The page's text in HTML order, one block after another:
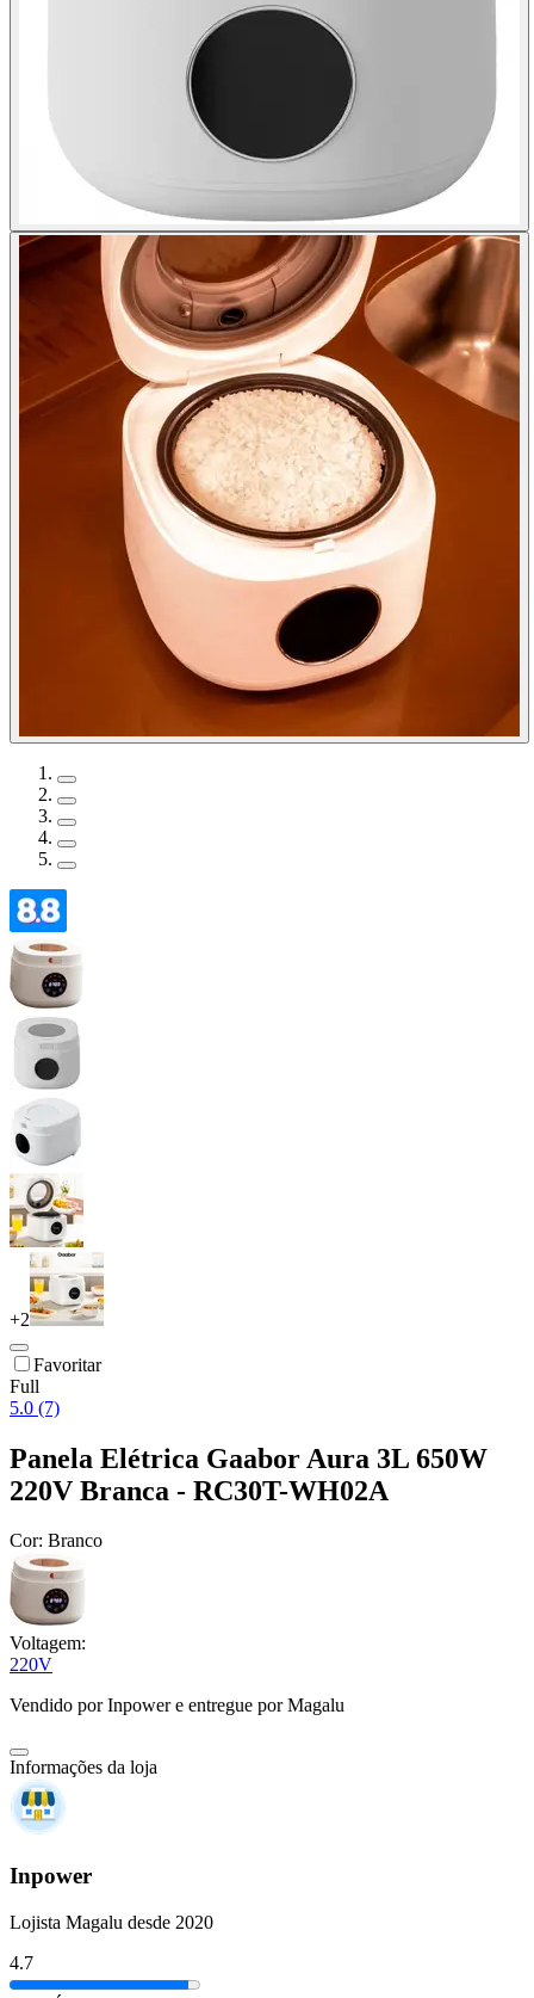
+2
Favoritar
Full
5.0 (7)
Panela Elétrica Gaabor Aura 3L 650W
220V Branca - RC30T-WH02A
Cor: Branco
Voltagem:
220V
Vendido porInpowere entregue por Magalu
Informações da loja
Inpower
Lojista Magalu desde 2020
4.7